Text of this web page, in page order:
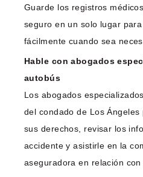
Guarde los registros
seguro en un solo lugar
fácilmente cuando sea
Hable con abogados
autobús
Los abogados
del condado de Los
sus derechos, revisar los
accidente y asistirle en la
aseguradora en relación con